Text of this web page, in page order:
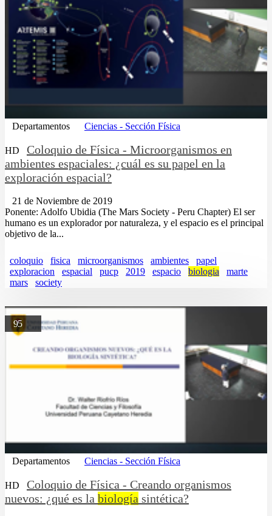
Departamentos Ciencias - Sección Física
HD
Coloquio de Física - Microorganismos en
ambientes espaciales: ¿cuál es su papel en la
exploración espacial?
21 de Noviembre de 2019
Ponente: Adolfo Ubidia (The Mars Society - Peru Chapter) El ser
humano es un explorador por naturaleza, y el espacio es el principal
objetivo de la...
coloquio fisica microorganismos ambientes
papel
exploracion
espacial pucp 2019 espacio biologia
marte
mars
society
95
Departamentos Ciencias - Sección Física
HD
Coloquio de Física - Creando organismos
nuevos: ¿qué es la biología sintética?